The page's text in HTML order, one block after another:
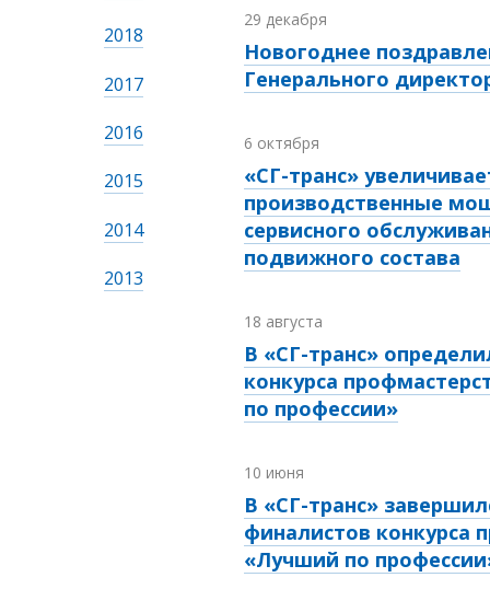
2018
2017
2016
2015
2014
2013
29 декабря
Новогоднее
Генерального
6 октября
«СГ-транс»
производственные
сервисного
подвижного состава
18 августа
В «СГ-транс»
конкурса
по профессии»
10 июня
В «СГ-транс»
финалистов конкурса
«Лучший по